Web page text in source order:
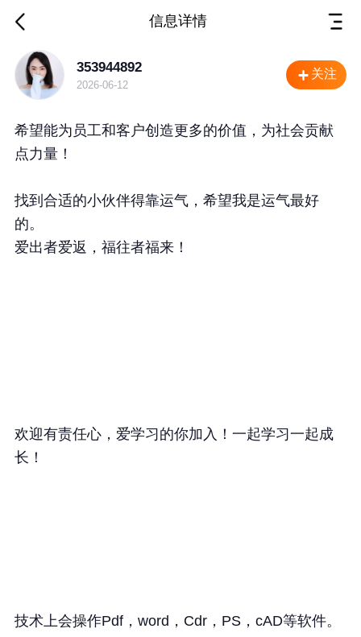
信息详情
四川 攀枝花 招聘
薪资待遇 5000元/月以上
性别要求
┃—【官网】
353944892
2026-06-12
关注
希望能为员工和客户创造更多的价值，为社会贡献
点力量！
找到合适的小伙伴得靠运气，希望我是运气最好
的。
爱出者爱返，福往者福来！
欢迎有责任心，爱学习的你加入！一起学习一起成
长！
技术上会操作Pdf，word，Cdr，PS，cAD等软件。